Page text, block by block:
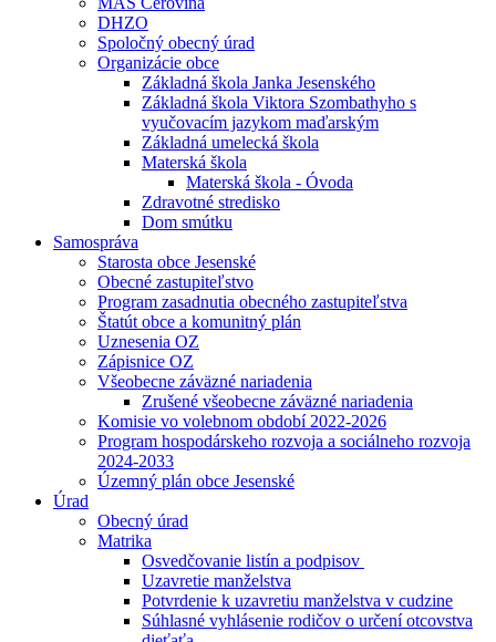
DHZO
Spoločný obecný úrad
Organizácie obce
Základná škola Janka Jesenského
Základná škola Viktora Szombathyho s
vyučovacím jazykom maďarským
Základná umelecká škola
Materská škola
Materská škola - Óvoda
Zdravotné stredisko
Dom smútku
Samospráva
Starosta obce Jesenské
Obecné zastupiteľstvo
Program zasadnutia obecného zastupiteľstva
Štatút obce a komunitný plán
Uznesenia OZ
Zápisnice OZ
Všeobecne záväzné nariadenia
Zrušené všeobecne záväzné nariadenia
Komisie vo volebnom období 2022-2026
Program hospodárskeho rozvoja a sociálneho rozvoja
2024-2033
Územný plán obce Jesenské
Úrad
Obecný úrad
Matrika
Osvedčovanie listín a podpisov
Uzavretie manželstva
Potvrdenie k uzavretiu manželstva v cudzine
Súhlasné vyhlásenie rodičov o určení otcovstva